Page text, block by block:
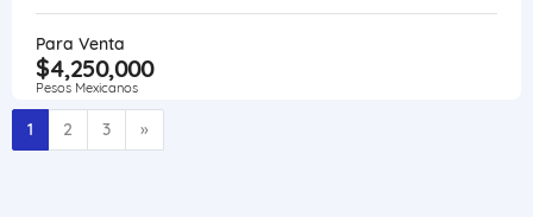
Para Venta
$4,250,000
Pesos Mexicanos
1 2 3 »